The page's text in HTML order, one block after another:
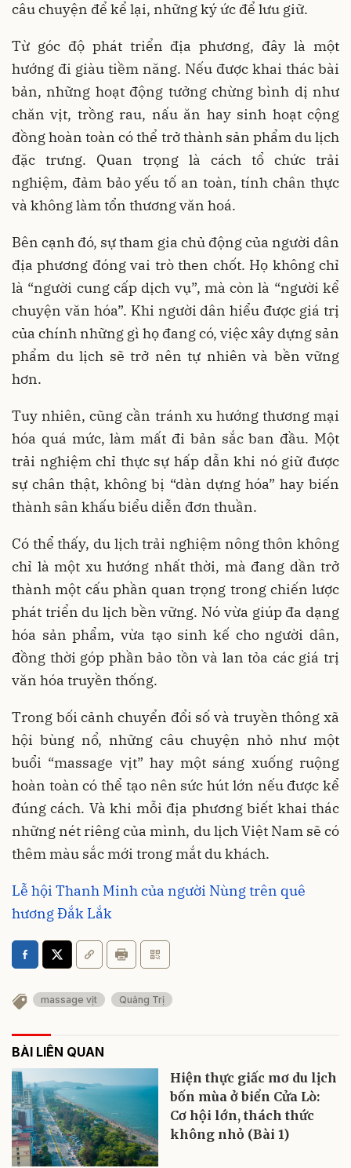
câu chuyện để kể lại, những ký ức để lưu giữ.
Từ góc độ phát triển địa phương, đây là một
hướng đi giàu tiềm năng. Nếu được khai thác bài
bản, những hoạt động tưởng chừng bình dị như
chăn vịt, trồng rau, nấu ăn hay sinh hoạt cộng
đồng hoàn toàn có thể trở thành sản phẩm du lịch
đặc trưng. Quan trọng là cách tổ chức trải
nghiệm, đảm bảo yếu tố an toàn, tính chân thực
và không làm tổn thương văn hoá.
Bên cạnh đó, sự tham gia chủ động của người dân
địa phương đóng vai trò then chốt. Họ không chỉ
là “người cung cấp dịch vụ”, mà còn là “người kể
chuyện văn hóa”. Khi người dân hiểu được giá trị
của chính những gì họ đang có, việc xây dựng sản
phẩm du lịch sẽ trở nên tự nhiên và bền vững
hơn.
Tuy nhiên, cũng cần tránh xu hướng thương mại
hóa quá mức, làm mất đi bản sắc ban đầu. Một
trải nghiệm chỉ thực sự hấp dẫn khi nó giữ được
sự chân thật, không bị “dàn dựng hóa” hay biến
thành sân khấu biểu diễn đơn thuần.
Có thể thấy, du lịch trải nghiệm nông thôn không
chỉ là một xu hướng nhất thời, mà đang dần trở
thành một cấu phần quan trọng trong chiến lược
phát triển du lịch bền vững. Nó vừa giúp đa dạng
hóa sản phẩm, vừa tạo sinh kế cho người dân,
đồng thời góp phần bảo tồn và lan tỏa các giá trị
văn hóa truyền thống.
Trong bối cảnh chuyển đổi số và truyền thông xã
hội bùng nổ, những câu chuyện nhỏ như một
buổi “massage vịt” hay một sáng xuống ruộng
hoàn toàn có thể tạo nên sức hút lớn nếu được kể
đúng cách. Và khi mỗi địa phương biết khai thác
những nét riêng của mình, du lịch Việt Nam sẽ có
thêm màu sắc mới trong mắt du khách.
Lễ hội Thanh Minh của người Nùng trên quê
hương Đắk Lắk
massage vịt Quảng Trị
BÀI LIÊN QUAN
Hiện thực giấc mơ du lịch
bốn mùa ở biển Cửa Lò:
Cơ hội lớn, thách thức
không nhỏ (Bài 1)